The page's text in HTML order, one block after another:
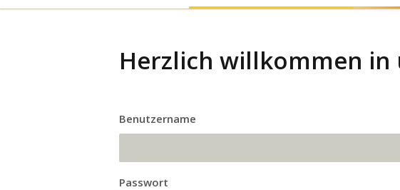
Herzlich willkommen
Benutzername
Passwort